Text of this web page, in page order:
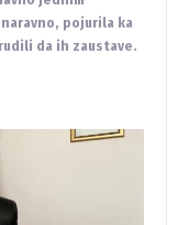
pojurila ka
da ih zaustave.